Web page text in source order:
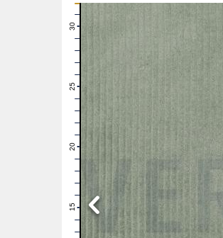
13
14
15
16
17
18
19
20
21
22
23
24
25
26
27
28
29
30